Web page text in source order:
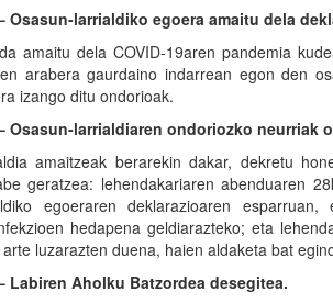
Osasun-larrialdiko egoera amaitu dela
amaitu dela COVID-19aren pandemia
arabera gaurdaino indarrean egon den
izango ditu ondorioak.
Osasun-larrialdiaren ondoriozko neurriak
amaitzeak berarekin dakar, dekretu
geratzea: lehendakariaren abenduaren
egoeraren deklarazioaren
hedapena geldiarazteko; eta
luzarazten duena, haien aldaketa bat
Labiren Aholku Batzordea desegitea.